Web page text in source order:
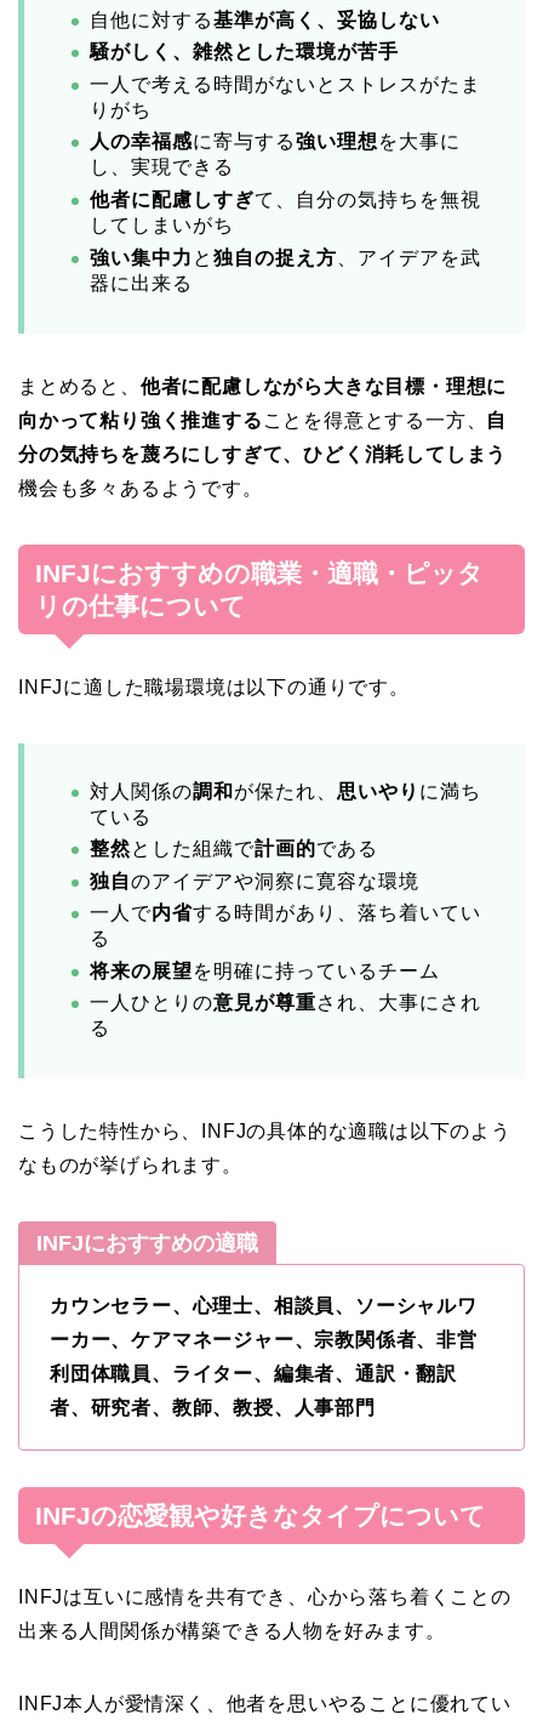
自他に対する基準が高く、妥協しない
騒がしく、雑然とした環境が苦手
一人で考える時間がないとストレスがたま
りがち
人の幸福感に寄与する強い理想 を大事に
し、実現できる
他者に配慮しすぎて、自分の気持ちを無視
してしまいがち
強い集中力 と 独自の捉え方 、アイデアを武
器に出来る
まとめると、 他者に配慮しながら大きな目標・理想に
向かって粘り強く推進する ことを得意とする一方、 自
分の気持ちを蔑ろにしすぎて、ひどく消耗してしまう
機会も多々あるようです。
INFJにおすすめの職業・適職・ピッタ
リの仕事について
INFJに適した職場環境は以下の通りです。
対人関係の調和 が保たれ、 思いやり に満ち
ている
整然とした組織で計画的である
独自のアイデアや洞察に寛容な環境
一人で内省する時間があり、落ち着いてい
る
将来の展望を明確に持っているチーム
一人ひとりの意見が尊重され、大事にされ
る
こうした特性から、INFJの具体的な適職は以下のよう
なものが挙げられます。
INFJにおすすめの適職
カウンセラー、心理士、相談員、ソーシャルワ
ーカー、ケアマネージャー、宗教関係者、非営
利団体職員、ライター、編集者、通訳・翻訳
者、研究者、教師、教授、人事部門
INFJの恋愛観や好きなタイプについて
INFJは互いに感情を共有でき、心から落ち着くことの
出来る人間関係が構築できる人物を好みます。
INFJ本人が愛情深く、他者を思いやることに優れてい